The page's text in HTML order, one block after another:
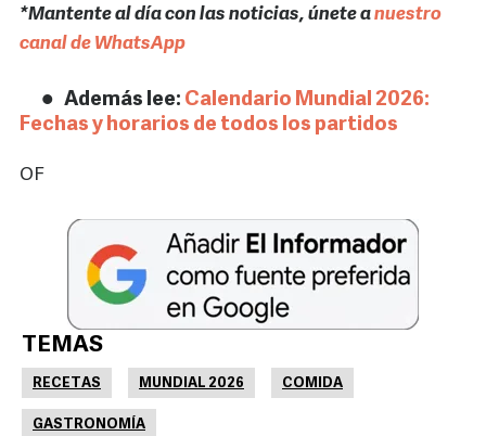
*Mantente al día con las noticias, únete anuestro
canal de WhatsApp
Además lee: Calendario Mundial 2026:
Fechas y horarios de todos los partidos
OF
TEMAS
RECETAS MUNDIAL 2026 COMIDA
GASTRONOMÍA